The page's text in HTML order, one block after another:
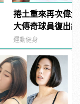
捲土重來再次偉
大傳奇球員復出
運動健身